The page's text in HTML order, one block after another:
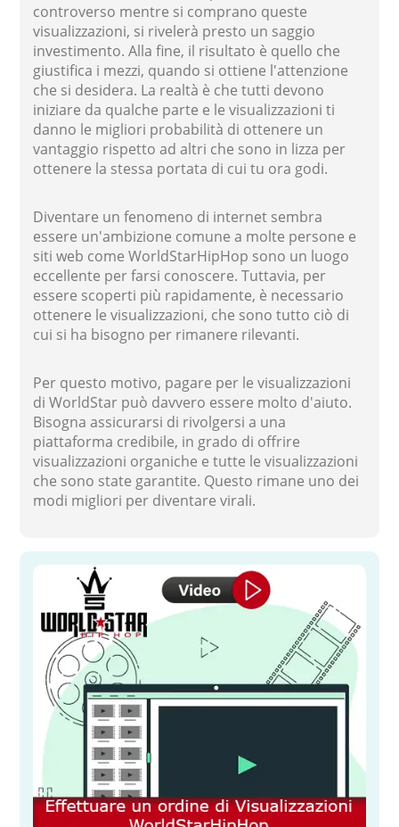
controverso mentre si comprano queste
visualizzazioni, si rivelerà presto un saggio
investimento. Alla fine, il risultato è quello che
giustifica i mezzi, quando si ottiene l'attenzione
che si desidera. La realtà è che tutti devono
iniziare da qualche parte e le visualizzazioni ti
danno le migliori probabilità di ottenere un
vantaggio rispetto ad altri che sono in lizza per
ottenere la stessa portata di cui tu ora godi.
Diventare un fenomeno di internet sembra
essere un'ambizione comune a molte persone e
siti web come WorldStarHipHop sono un luogo
eccellente per farsi conoscere. Tuttavia, per
essere scoperti più rapidamente, è necessario
ottenere le visualizzazioni, che sono tutto ciò di
cui si ha bisogno per rimanere rilevanti.
Per questo motivo, pagare per le visualizzazioni
di WorldStar può davvero essere molto d'aiuto.
Bisogna assicurarsi di rivolgersi a una
piattaforma credibile, in grado di offrire
visualizzazioni organiche e tutte le visualizzazioni
che sono state garantite. Questo rimane uno dei
modi migliori per diventare virali.